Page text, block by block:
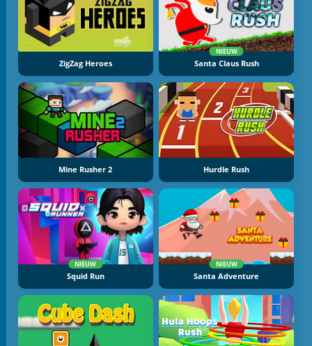
ZigZag Heroes
NIEUW
Santa Claus Rush
Mine Rusher 2 Hurdle Rush
NIEUW
Squid Run
NIEUW
Santa Adventure